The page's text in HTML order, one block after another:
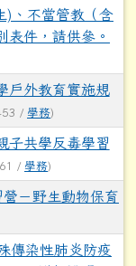
)、不當管教（含
表件，請供參。
戶外教育實施規
/ 學務)
子共學反毒學習
/ 學務)
－野生動物保育
傳染性肺炎防疫